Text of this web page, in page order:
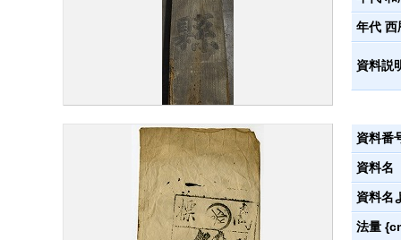
年代 西
資料説
資料番
資料名
資料名
法量